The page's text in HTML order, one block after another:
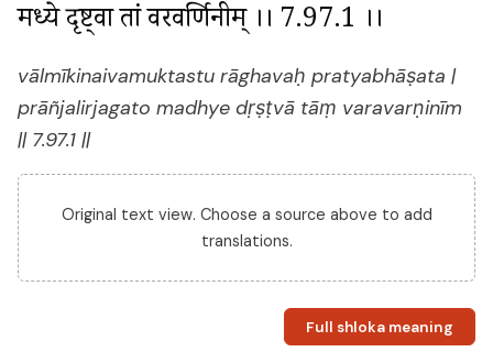
मध्ये दृष्ट्वा तां वरवर्णिनीम् ।। 7.97.1 ।।
vālmīkinaivamuktastu rāghavaḥ pratyabhāṣata |
prāñjalirjagato madhye dṛṣṭvā tāṃ varavarṇinīm
|| 7.97.1 ||
Original text view. Choose a source above to add
translations.
Full shloka meaning